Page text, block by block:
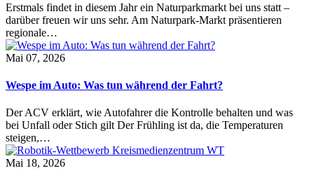
Erstmals findet in diesem Jahr ein Naturparkmarkt bei uns statt –
darüber freuen wir uns sehr. Am Naturpark-Markt präsentieren
regionale…
Mai 07, 2026
Wespe im Auto: Was tun während der Fahrt?
Der ACV erklärt, wie Autofahrer die Kontrolle behalten und was
bei Unfall oder Stich gilt Der Frühling ist da, die Temperaturen
steigen,…
Mai 18, 2026